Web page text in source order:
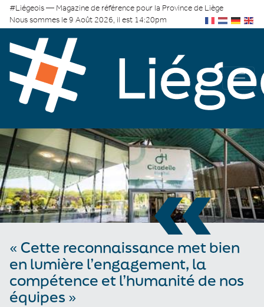
#Liégeois — Magazine de référence pour la Province de Liège
Nous sommes le 9 Août 2026, il est 14:20pm
«
« Cette reconnaissance met bien
en lumière l’engagement, la
compétence et l’humanité de nos
équipes »